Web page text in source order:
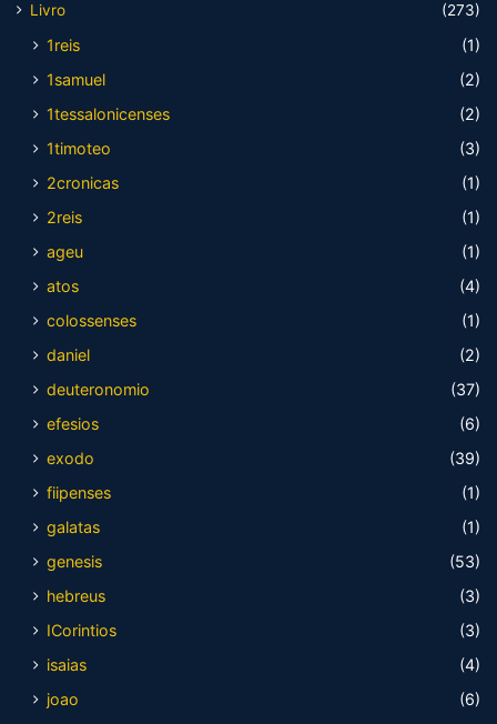
Livro
(273)
1reis
(1)
1samuel
(2)
1tessalonicenses
(2)
1timoteo
(3)
2cronicas
(1)
2reis
(1)
ageu
(1)
atos
(4)
colossenses
(1)
daniel
(2)
deuteronomio
(37)
efesios
(6)
exodo
(39)
fiipenses
(1)
galatas
(1)
genesis
(53)
hebreus
(3)
ICorintios
(3)
isaias
(4)
joao
(6)